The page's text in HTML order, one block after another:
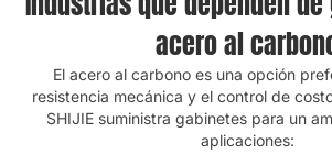
Industrias que dependen de
acero al
El acero al carbono es una opción
resistencia mecánica y el control de
SHIJIE suministra gabinetes para un